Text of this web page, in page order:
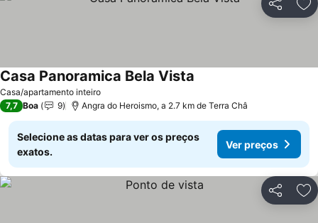
Partilhar
Casa/apartamento inteiro
Casa Panoramica Bela Vista
7,7 Boa 9 Angra do Heroismo, a 2.7 km de Terra Châ
Selecione as datas para ver os preços
exatos.
Ver preços
Partilhar